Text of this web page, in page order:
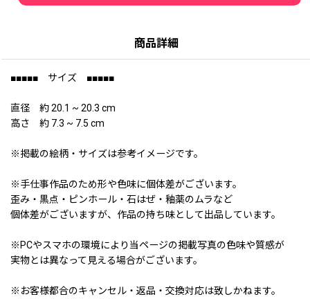
商品詳細
■■■■■ サイズ ■■■■■
直径 約 20.1 ~ 20.3 cm
高さ 約 7.3 ~ 7.5 cm
※掲載の絵柄・サイズは参考イメージです。
※手仕事作品のため形や色味に個体差がございます。
歪み・黒点・ピンホール・石はぜ・釉薬のムラなど
個体差がございますが、作品の持ち味として出品しています。
※PCやスマホの環境により当ページの掲載写真の色味や質感が
実物とは異なって見える場合がございます。
※お客様都合のキャンセル・返品・交換対応は致しかねます。